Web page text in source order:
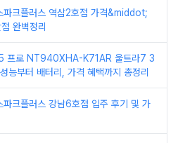
파크플러스 역삼2호점 가격&middot;
완벽정리
5 프로 NT940XHA-K71AR 울트라7 3
능부터 배터리, 가격 혜택까지 총정리
파크플러스 강남6호점 입주 후기 및 가